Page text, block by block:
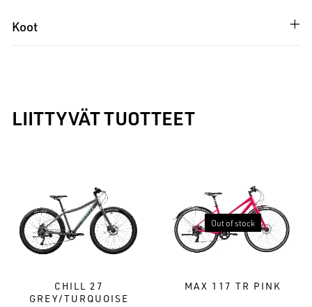
Koot
LIITTYVÄT TUOTTEET
CHILL 27
GREY/TURQUOISE
Out of stock
MAX 117 TR PINK